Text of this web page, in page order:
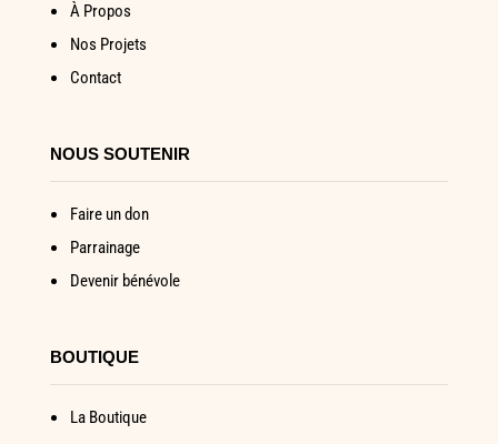
À Propos
Nos Projets
Contact
NOUS SOUTENIR
Faire un don
Parrainage
Devenir bénévole
BOUTIQUE
La Boutique